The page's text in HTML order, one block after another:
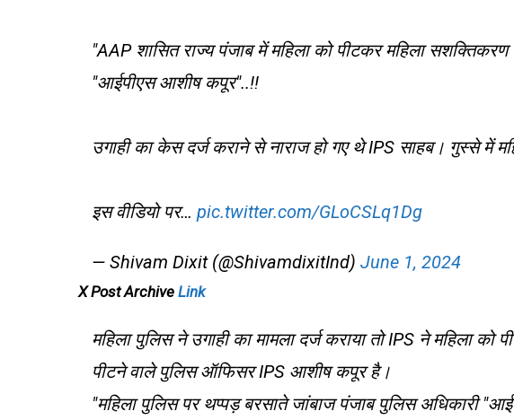
"AAP शासित राज्य पंजाब में महिला को पीटकर महिला
"आईपीएस आशीष कपूर"..‼️
उगाही का केस दर्ज कराने से नाराज हो गए थे IPS साहब। गुस्से में
इस वीडियो पर… pic.twitter.com/GLoCSLq1Dg
— Shivam Dixit (@ShivamdixitInd) June 1, 2024
X Post Archive Link
महिला पुलिस ने उगाही का मामला दर्ज कराया तो IPS ने महिला को
पीटने वाले पुलिस ऑफिसर IPS आशीष कपूर है।
"महिला पुलिस पर थप्पड़ बरसाते जांबाज पंजाब पुलिस अधिकारी